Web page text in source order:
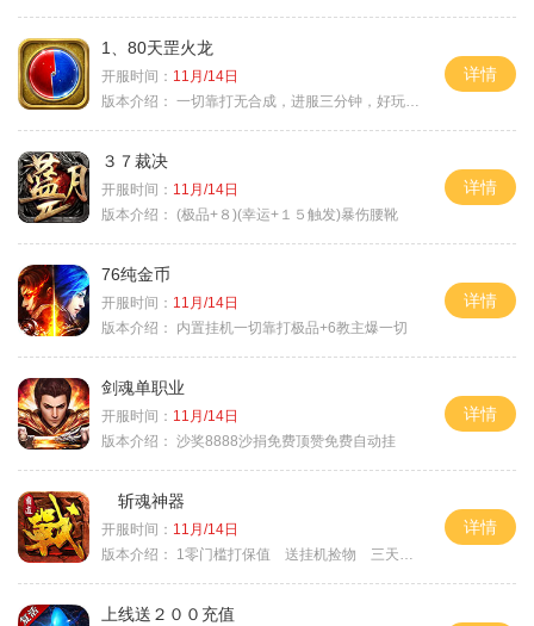
1、80天罡火龙
开服时间： 11月/14日
版本介绍： 一切靠打无合成，进服三分钟，好玩一整年。
详情
３７裁决
开服时间： 11月/14日
版本介绍： (极品+８)(幸运+１５触发)暴伤腰靴
详情
76纯金币
开服时间： 11月/14日
版本介绍：
内置挂机一切靠打极品+6教主爆一切
详情
剑魂单职业
开服时间： 11月/14日
版本介绍： 沙奖8888沙捐免费顶赞免费自动挂
详情
斩魂神器
开服时间： 11月/14日
版本介绍：
1零门槛打保值 送挂机捡物 三天合区
详情
上线送２００充值